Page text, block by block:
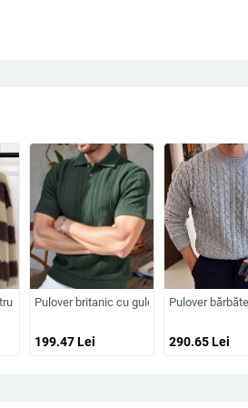
lejeră, guler semi-deschis, model Twist,
bărbați, în dungi, guler rotund, stil coreean,
Pulover britanic cu guler tip cămașă,
199.47Lei
Pulover
290.65Lei